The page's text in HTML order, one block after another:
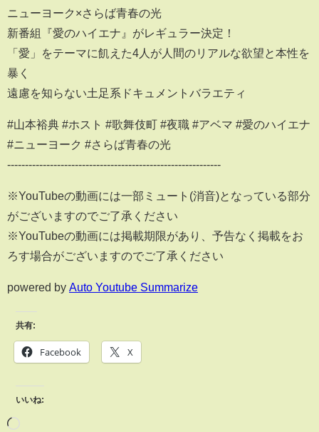
ニューヨーク×さらば青春の光
新番組『愛のハイエナ』がレギュラー決定！
「愛」をテーマに飢えた4人が人間のリアルな欲望と本性を
暴く
遠慮を知らない土足系ドキュメントバラエティ
#山本裕典 #ホスト #歌舞伎町 #夜職 #アベマ #愛のハイエナ
#ニューヨーク #さらば青春の光
------------------------------------------------------------
※YouTubeの動画には一部ミュート(消音)となっている部分
がございますのでご了承ください
※YouTubeの動画には掲載期限があり、予告なく掲載をお
ろす場合がございますのでご了承ください
powered by Auto Youtube Summarize
共有:
Facebook X
いいね: